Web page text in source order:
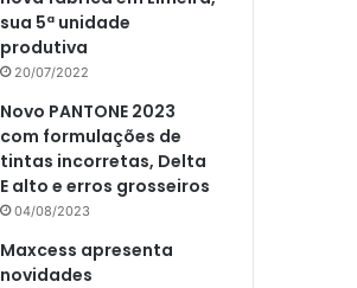
sua 5ª unidade
produtiva
20/07/2022
Novo PANTONE 2023
com formulações de
tintas incorretas, Delta
E alto e erros grosseiros
04/08/2023
Maxcess apresenta
novidades